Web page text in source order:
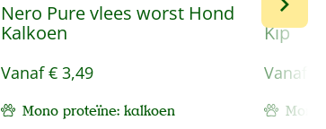
Nero Pure vlees worst Hond
Kalkoen
Vanaf€ 3,49
Mono proteïne: kalkoen
Nero
Kip
Vanaf
Mono